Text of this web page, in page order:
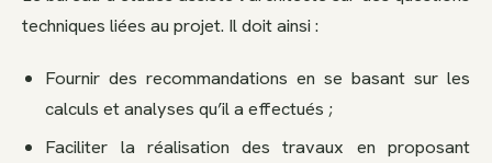
techniques liées au projet. Il doit ainsi :
Fournir des recommandations en se basant sur les
calculs et analyses qu’il a effectués ;
Faciliter la réalisation des travaux en proposant